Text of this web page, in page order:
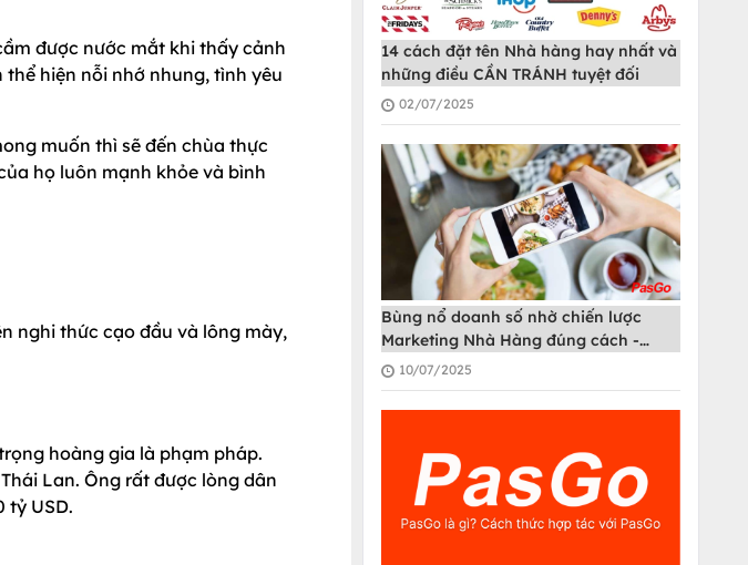
được nước mắt khi thấy cảnh
hiện nỗi nhớ nhung, tình yêu
muốn thì sẽ đến chùa thực
họ luôn mạnh khỏe và bình
nghi thức cạo đầu và lông mày,
hoàng gia là phạm pháp.
Lan. Ông rất được lòng dân
tỷ USD.
14 cách đặt tên Nhà hàng hay nhất và
những điều CẦN TRÁNH tuyệt đối
02/07/2025
Bùng nổ doanh số nhờ chiến lược
Marketing Nhà Hàng đúng cách -
PasGo
10/07/2025